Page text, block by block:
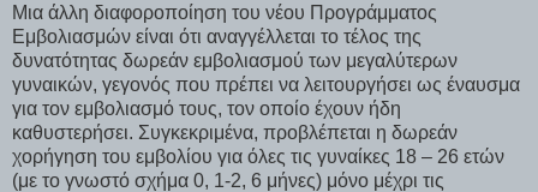
Μια άλλη διαφοροποίηση του νέου Προγράμματος
Εμβολιασμών είναι ότι αναγγέλλεται το τέλος της
δυνατότητας δωρεάν εμβολιασμού των μεγαλύτερων
γυναικών, γεγονός που πρέπει να λειτουργήσει ως έναυσμα
για τον εμβολιασμό τους, τον οποίο έχουν ήδη
καθυστερήσει. Συγκεκριμένα, προβλέπεται η δωρεάν
χορήγηση του εμβολίου για όλες τις γυναίκες 18 – 26 ετών
(με το γνωστό σχήμα 0, 1-2, 6 μήνες) μόνο μέχρι τις